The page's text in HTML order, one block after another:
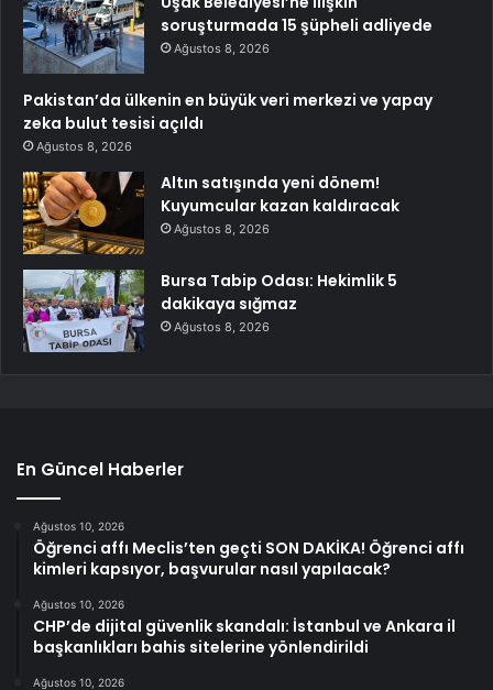
soruşturmada 15 şüpheli adliyede
Ağustos 8, 2026
Pakistan’da ülkenin en büyük veri merkezi ve yapay
zeka bulut tesisi açıldı
Ağustos 8, 2026
Altın satışında yeni dönem!
Kuyumcular kazan kaldıracak
Ağustos 8, 2026
Bursa Tabip Odası: Hekimlik 5
dakikaya sığmaz
Ağustos 8, 2026
En Güncel Haberler
Ağustos 10, 2026
Öğrenci affı Meclis’ten geçti SON DAKİKA! Öğrenci affı
kimleri kapsıyor, başvurular nasıl yapılacak?
Ağustos 10, 2026
CHP’de dijital güvenlik skandalı: İstanbul ve Ankara il
başkanlıkları bahis sitelerine yönlendirildi
Ağustos 10, 2026